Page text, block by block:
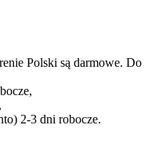
Polski są darmowe. Do
2-3 dni robocze.